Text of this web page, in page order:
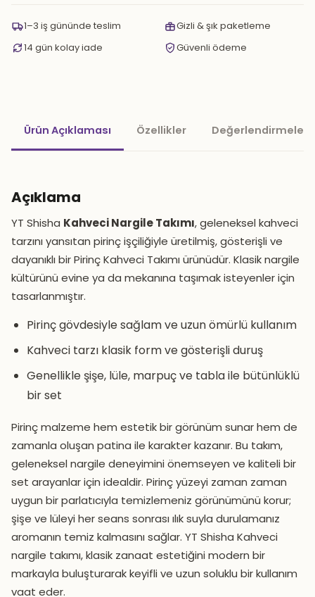
1–3 iş gününde teslim
Gizli & şık paketleme
14 gün kolay iade
Güvenli ödeme
Ürün Açıklaması Özellikler Değerlendirmeler
Açıklama
YT Shisha Kahveci Nargile Takımı, geleneksel kahveci
tarzını yansıtan pirinç işçiliğiyle üretilmiş, gösterişli ve
dayanıklı bir Pirinç Kahveci Takımı ürünüdür. Klasik nargile
kültürünü evine ya da mekanına taşımak isteyenler için
tasarlanmıştır.
Pirinç gövdesiyle sağlam ve uzun ömürlü kullanım
Kahveci tarzı klasik form ve gösterişli duruş
Genellikle şişe, lüle, marpuç ve tabla ile bütünlüklü
bir set
Pirinç malzeme hem estetik bir görünüm sunar hem de
zamanla oluşan patina ile karakter kazanır. Bu takım,
geleneksel nargile deneyimini önemseyen ve kaliteli bir
set arayanlar için idealdir. Pirinç yüzeyi zaman zaman
uygun bir parlatıcıyla temizlemeniz görünümünü korur;
şişe ve lüleyi her seans sonrası ılık suyla durulamanız
aromanın temiz kalmasını sağlar. YT Shisha Kahveci
nargile takımı, klasik zanaat estetiğini modern bir
markayla buluşturarak keyifli ve uzun soluklu bir kullanım
vaat eder.